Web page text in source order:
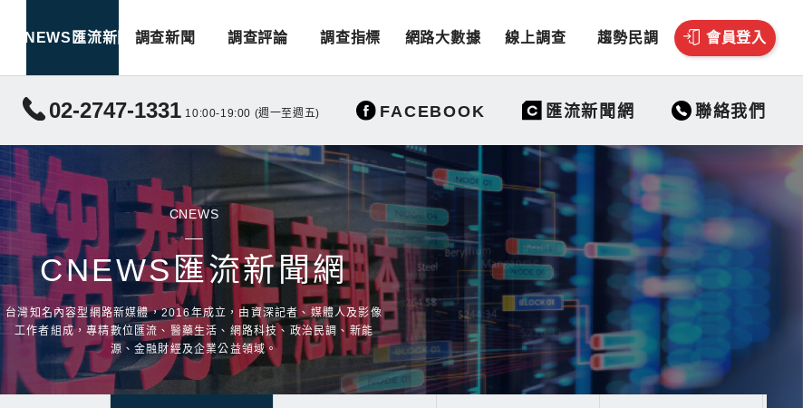
CNEWS匯流新聞 調查新聞 調查評論 調查指標 網路大數據 線上調查 趨勢民調 會員登入
02-2747-1331 10:00-19:00 (週一至週五) FACEBOOK 匯流新聞網 聯絡我們
CNEWS
CNEWS匯流新聞網
台灣知名內容型網路新媒體，2016年成立，由資深記者、媒體人及影像
工作者組成，專精數位匯流、醫藥生活、網路科技、政治民調、新能
源、金融財經及企業公益領域。